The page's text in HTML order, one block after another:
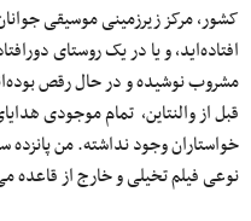
کشور، مرکز زیرزمینی موسیقی
افتاده‌اید، و یا در یک روستای
مشروب نوشیده و در حال رقص
قبل از والنتاین، تمام موجودی
خواستاران وجود نداشته. من
نوعی فیلم تخیلی و خارج از قاعده